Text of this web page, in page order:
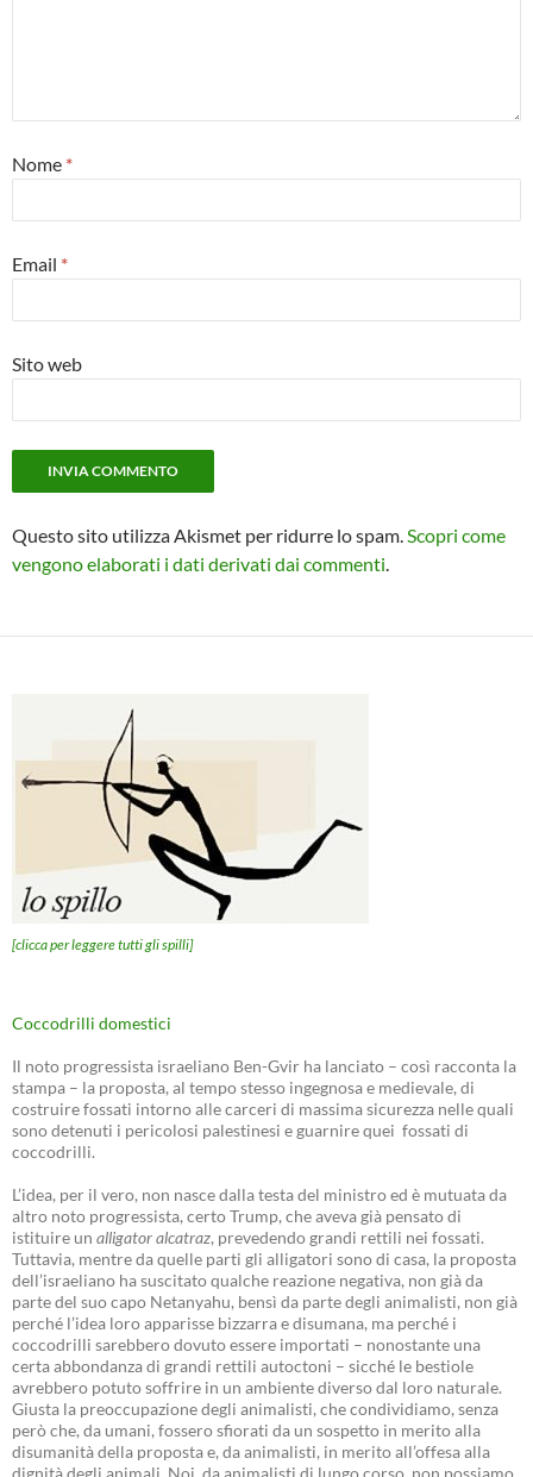
Nome *
Email *
Sito web
Questo sito utilizza Akismet per ridurre lo spam. Scopri come
vengono elaborati i dati derivati dai commenti
[clicca per leggere tutti gli spilli]
Coccodrilli domestici
Il noto progressista israeliano Ben-Gvir ha lanciato – così racconta la
stampa – la proposta, al tempo stesso ingegnosa e medievale, di
costruire fossati intorno alle carceri di massima sicurezza nelle quali
sono detenuti i pericolosi palestinesi e guarnire quei fossati di
coccodrilli.
L’idea, per il vero, non nasce dalla testa del ministro ed è mutuata da
altro noto progressista, certo Trump, che aveva già pensato di
istituire un alligator alcatraz, prevedendo grandi rettili nei fossati.
Tuttavia, mentre da quelle parti gli alligatori sono di casa, la proposta
dell’israeliano ha suscitato qualche reazione negativa, non già da
parte del suo capo Netanyahu, bensì da parte degli animalisti, non già
perché l’idea loro apparisse bizzarra e disumana, ma perché i
coccodrilli sarebbero dovuto essere importati – nonostante una
certa abbondanza di grandi rettili autoctoni – sicché le bestiole
avrebbero potuto soffrire in un ambiente diverso dal loro naturale.
Giusta la preoccupazione degli animalisti, che condividiamo, senza
però che, da umani, fossero sfiorati da un sospetto in merito alla
disumanità della proposta e, da animalisti, in merito all’offesa alla
dignità degli animali. Noi, da animalisti di lungo corso, non possiamo